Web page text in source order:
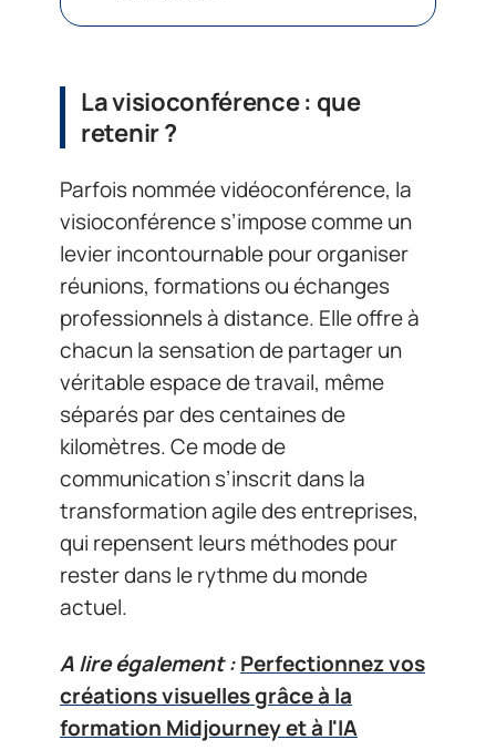
La visioconférence : que
retenir ?
Parfois nommée vidéoconférence, la
visioconférence s’impose comme un
levier incontournable pour organiser
réunions, formations ou échanges
professionnels à distance. Elle offre à
chacun la sensation de partager un
véritable espace de travail, même
séparés par des centaines de
kilomètres. Ce mode de
communication s’inscrit dans la
transformation agile des entreprises,
qui repensent leurs méthodes pour
rester dans le rythme du monde
actuel.
A lire également :Perfectionnez vos
créations visuelles grâce à la
formation Midjourney et à l'IA